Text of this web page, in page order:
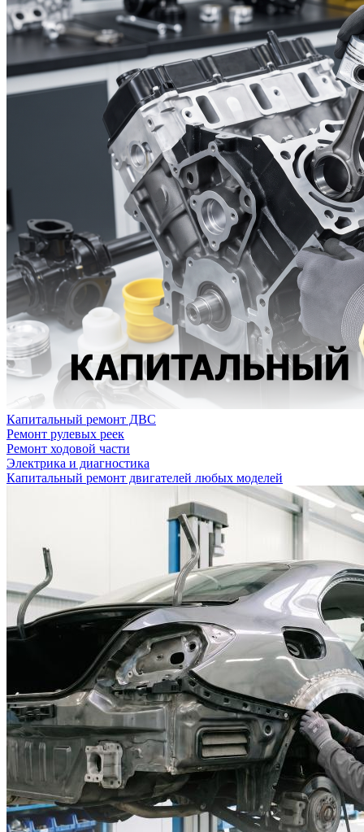
Капитальный ремонт ДВС
Ремонт рулевых реек
Ремонт ходовой части
Электрика и диагностика
Капитальный ремонт двигателей любых моделей